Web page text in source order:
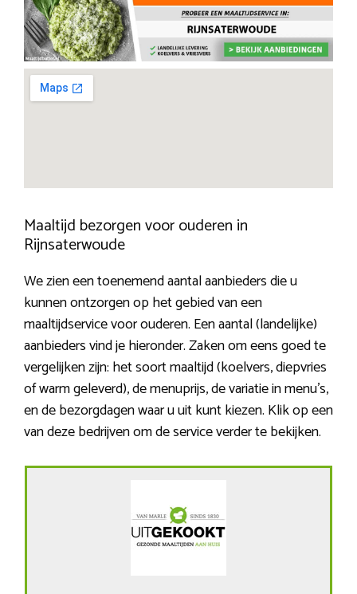
Maaltijd bezorgen voor ouderen in
Rijnsaterwoude
We zien een toenemend aantal aanbieders die u
kunnen ontzorgen op het gebied van een
maaltijdservice voor ouderen. Een aantal (landelijke)
aanbieders vind je hieronder. Zaken om eens goed te
vergelijken zijn: het soort maaltijd (koelvers, diepvries
of warm geleverd), de menuprijs, de variatie in menu’s,
en de bezorgdagen waar u uit kunt kiezen. Klik op een
van deze bedrijven om de service verder te bekijken.